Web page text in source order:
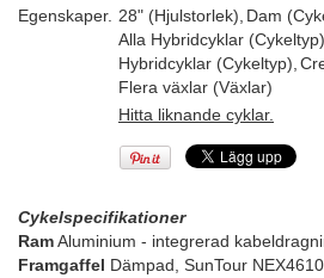
Egenskaper. 28" (Hjulstorlek) Dam
Alla Hybridcyklar (Cykeltyp)
Hybridcyklar (Cykeltyp)
Flera växlar (Växlar)
Hitta liknande cyklar.
Cykelspecifikationer
RamAluminium - integrerad
Framgaffel Dämpad, SunTour